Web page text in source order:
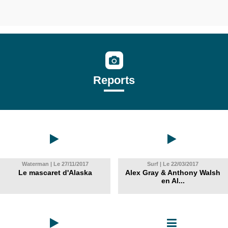
Reports
Waterman | Le 27/11/2017
Le mascaret d'Alaska
Surf | Le 22/03/2017
Alex Gray & Anthony Walsh
en Al...